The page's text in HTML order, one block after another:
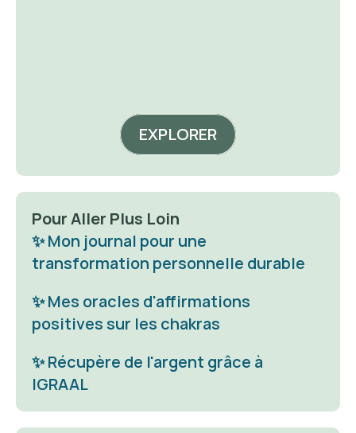
EXPLORER
Pour Aller Plus Loin
✨ Mon journal pour une
transformation personnelle durable
✨ Mes oracles d'affirmations
positives sur les chakras
✨ Récupère de l'argent grâce à
IGRAAL